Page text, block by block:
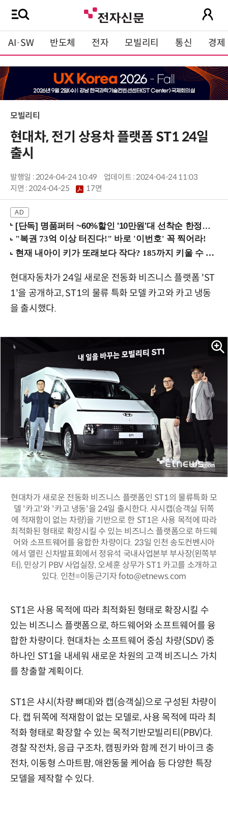
AI·SW 반도체 전자 모빌리티 통신 경제
모빌리티
현대차, 전기 상용차 플랫폼 ST1 24일
출시
발행일 : 2024-04-24 10:49
업데이트 : 2024-04-24 11:03
지면 :2024-04-25 17면
[단독] 명품퍼터 ~60%할인 '10만원'대 선착순 한정판매!
현대자동차가 24일 새로운 전동화 비즈니스 플랫폼 'ST
1'을 공개하고, ST1의 물류 특화 모델 카고와 카고 냉동
을 출시했다.
현대차가 새로운 전동화 비즈니스 플랫폼인 ST1의 물류특화 모
델 '카고'와 '카고 냉동'을 24일 출시한다. 샤시캡(승객실 뒤쪽
에 적재함이 없는 차량)을 기반으로 한 ST1은 사용 목적에 따라
최적화된 형태로 확장시킬 수 있는 비즈니스 플랫폼으로 하드웨
어와 소프트웨어를 융합한 차량이다. 23일 인천 송도컨벤시아
에서 열린 신차발표회에서 정유석 국내사업본부 부사장(왼쪽부
터), 민상기 PBV 사업실장, 오세훈 상무가 ST1 카고를 소개하고
있다. 인천=이동근기자 foto@etnews.com
ST1은 사용 목적에 따라 최적화된 형태로 확장시킬 수
있는 비즈니스 플랫폼으로, 하드웨어와 소프트웨어를 융
합한 차량이다. 현대차는 소프트웨어 중심 차량(SDV) 중
하나인 ST1을 내세워 새로운 차원의 고객 비즈니스 가치
를 창출할 계획이다.
ST1은 샤시(차량 뼈대)와 캡(승객실)으로 구성된 차량이
다. 캡 뒤쪽에 적재함이 없는 모델로, 사용 목적에 따라 최
적화 형태로 확장할 수 있는 목적기반모빌리티(PBV)다.
경찰 작전차, 응급 구조차, 캠핑카와 함께 전기 바이크 충
전차, 이동형 스마트팜, 애완동물 케어숍 등 다양한 특장
모델을 제작할 수 있다.